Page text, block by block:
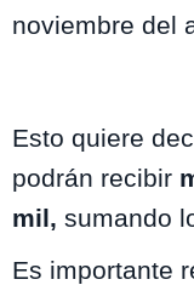
noviembre del
Esto quiere
podrán recibir
mil, sumando
Es importante